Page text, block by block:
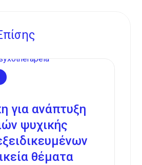
για ανάπτυξη
ψυχικής
θέματα